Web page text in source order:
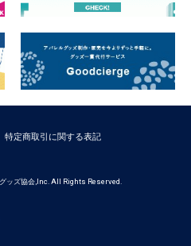
特定商取引に関する表記
ッズ協会,Inc. All Rights Reserved.